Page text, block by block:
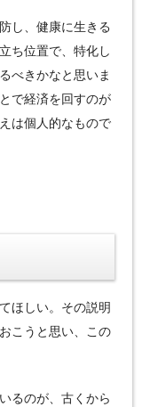
し、健康に生きる
ち位置で、特化し
べきかなと思いま
で経済を回すのが
は個人的なもので
ほしい。その説明
こうと思い、この
るのが、古くから